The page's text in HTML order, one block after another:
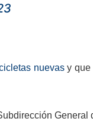
nuevasy que
General